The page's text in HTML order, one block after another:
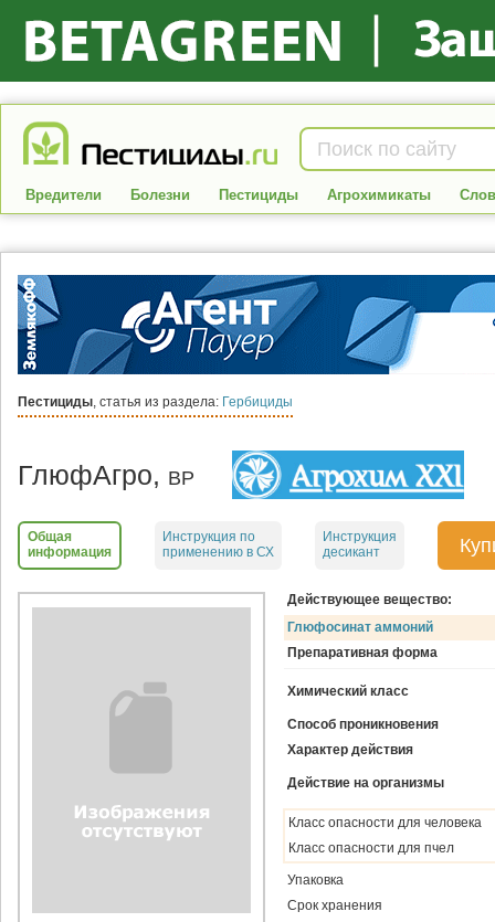
Вредители Болезни Пестициды Агрохимикаты
Пестициды, статья из раздела: Гербициды
ГлюфАгро, ВР
Общая
информация
Инструкция по
применению в СХ
Инструкция
десикант
Действующее вещество:
Глюфосинат аммоний
Препаративная форма
Химический класс
Способ проникновения
Характер действия
Действие на организмы
Класс опасности для человека
Класс опасности для пчел
Упаковка
Срок хранения